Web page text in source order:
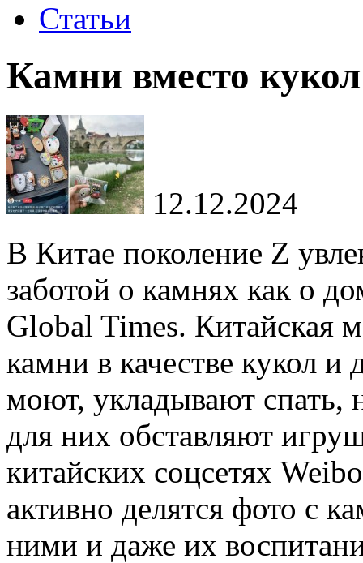
Статьи
Камни вместо
12.12.2024
В Китае поколение Z
заботой о камнях как о
Global Times. Китайская
камни в качестве кукол
моют, укладывают
для них обставляют
китайских соцсетях
активно делятся фото с
ними и даже их